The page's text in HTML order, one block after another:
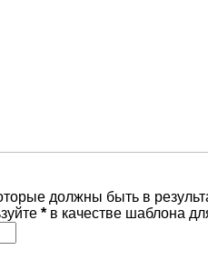
должны быть в
* в качестве шаблона